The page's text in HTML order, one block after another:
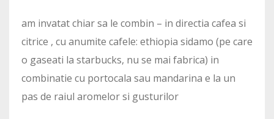
am invatat chiar sa le combin – in directia cafea si
citrice , cu anumite cafele: ethiopia sidamo (pe care
o gaseati la starbucks, nu se mai fabrica) in
combinatie cu portocala sau mandarina e la un
pas de raiul aromelor si gusturilor